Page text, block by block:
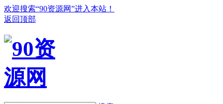
欢迎搜索“90资源网”进入本站！
返回顶部